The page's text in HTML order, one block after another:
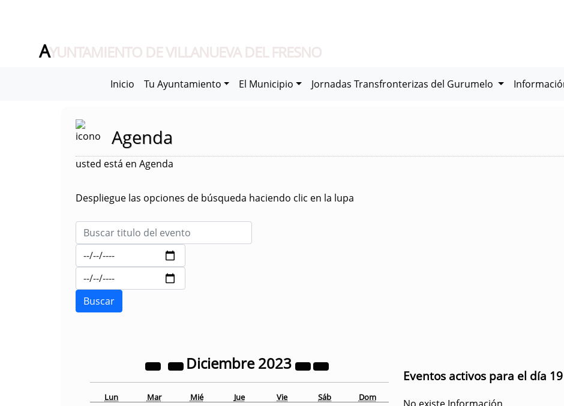
AYUNTAMIENTO DE VILLANUEVA DEL FRESNO
Inicio Tu Ayuntamiento El Municipio Jornadas Transfronterizas del Gurumelo
Agenda
usted está en Agenda
Despliegue las opciones de búsqueda haciendo clic en la lupa
Diciembre2023
Lun Mar Mié Jue Vie Sáb Dom
Eventos activos para el día